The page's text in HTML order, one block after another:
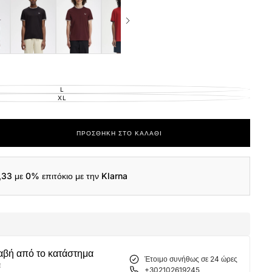
LΕΚΤΌΣ
ΑΠΟΘΈΜΑΤΟΣ
XLΕΚΤΌΣ
ΠΡΟΣΘΉΚΗ ΣΤΟ ΚΑΛΆΘΙ
με 0% επιτόκιο με την Klarna
από το κατάστημα
Έτοιμο συνήθως σε 24 ώρες
+302102619245